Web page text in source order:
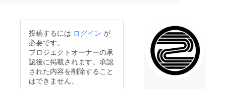
投稿するには ログイン が
必要です。
プロジェクトオーナーの承
認後に掲載されます。承認
された内容を削除すること
はできません。